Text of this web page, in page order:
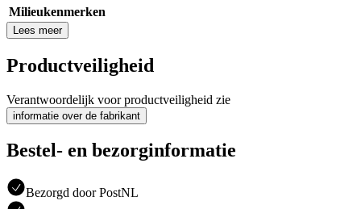
Milieukenmerken
Lees meer
Productveiligheid
Verantwoordelijk voor productveiligheid zie
informatie over de fabrikant
Bestel- en bezorginformatie
Bezorgd door PostNL